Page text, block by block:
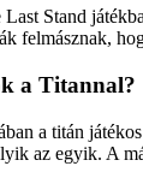
Stand
felmásznak,
a Titannal?
a titán
az egyik. A